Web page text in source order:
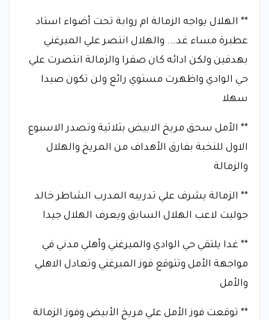
** الهلال يواجه الزمالة ام روابة تحت أضواء استاد
عطبرة مساء غد…. والهلال انتصر علي الميرغني
بهدفين ولكن ادائه كان صفرا والزمالة انتصرت علي
حي الوادي واظهرت مستوي رائع ولن تكون صيدا
سهلا
** الأمل سحق مريخ الابيض بثلاثية وتصدر الاسبوع
الاول للنخبة بفارق الأهداف من المريخ والهلال
والزمالة
** الزمالة يشرف علي تدريبه المدرب الشاطر خالد
جوليت لاعب الهلال السابق ويعرف الهلال جيدا
** غدا يلتقي حي الوادي والميرغني وأهلي مدني في
مواجهة الأمل وتتوقع فوز الميرغني وتعادل الاهلي
والأمل
** توقعت فوز الأمل علي مريخ الأبيض وفوز الزمالة